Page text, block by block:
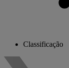
Classificação